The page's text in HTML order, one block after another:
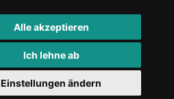
Alle akzeptieren
Ich lehne ab
Einstellungen ändern